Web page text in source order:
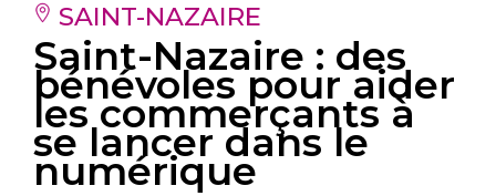
SAINT-NAZAIRE
Saint-Nazaire : des
bénévoles pour aider
les commerçants à
se lancer dans le
numérique